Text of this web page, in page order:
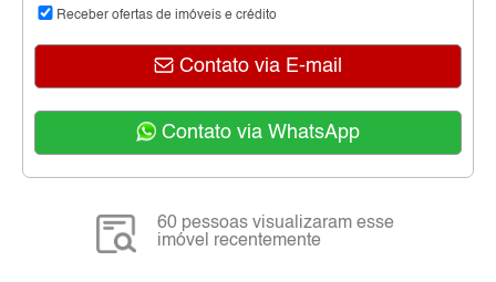
Receber ofertas de imóveis e crédito
Contato via E-mail
Contato via WhatsApp
60 pessoas visualizaram esse
imóvel recentemente